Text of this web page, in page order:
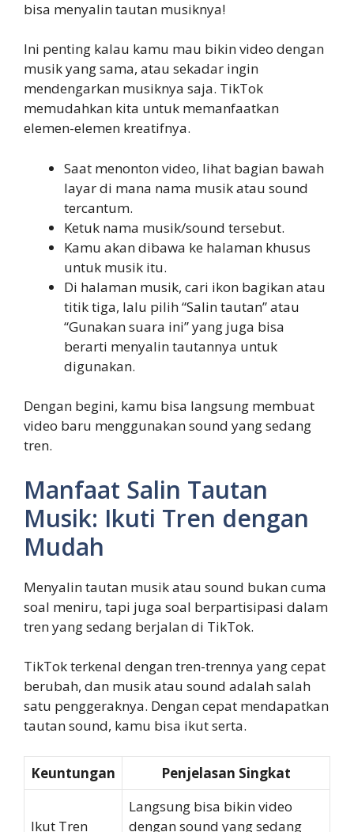
bisa menyalin tautan musiknya!
Ini penting kalau kamu mau bikin video dengan
musik yang sama, atau sekadar ingin
mendengarkan musiknya saja. TikTok
memudahkan kita untuk memanfaatkan
elemen-elemen kreatifnya.
Saat menonton video, lihat bagian bawah
layar di mana nama musik atau sound
tercantum.
Ketuk nama musik/sound tersebut.
Kamu akan dibawa ke halaman khusus
untuk musik itu.
Di halaman musik, cari ikon bagikan atau
titik tiga, lalu pilih “Salin tautan” atau
“Gunakan suara ini” yang juga bisa
berarti menyalin tautannya untuk
digunakan.
Dengan begini, kamu bisa langsung membuat
video baru menggunakan sound yang sedang
tren.
Manfaat Salin Tautan
Musik: Ikuti Tren dengan
Mudah
Menyalin tautan musik atau sound bukan cuma
soal meniru, tapi juga soal berpartisipasi dalam
tren yang sedang berjalan di TikTok.
TikTok terkenal dengan tren-trennya yang cepat
berubah, dan musik atau sound adalah salah
satu penggeraknya. Dengan cepat mendapatkan
tautan sound, kamu bisa ikut serta.
Keuntungan Penjelasan Singkat
Ikut Tren
Langsung bisa bikin video
dengan sound yang sedang